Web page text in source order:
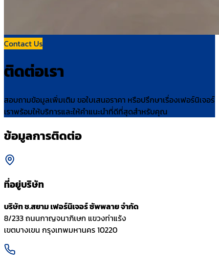
Contact Us
ติดต่อเรา
สอบถามข้อมูลเพิ่มเติม ขอใบเสนอราคา หรือปรึกษาเรื่องเฟอร์นิเจอร์
เราพร้อมให้บริการและให้คำแนะนำที่ดีที่สุดสำหรับคุณ
ข้อมูลการติดต่อ
ที่อยู่บริษัท
บริษัท ช.สยาม เฟอร์นิเจอร์ ซัพพลาย จำกัด
8/233 ถนนกาญจนาภิเษก แขวงท่าแร้ง
เขตบางเขน กรุงเทพมหานคร 10220